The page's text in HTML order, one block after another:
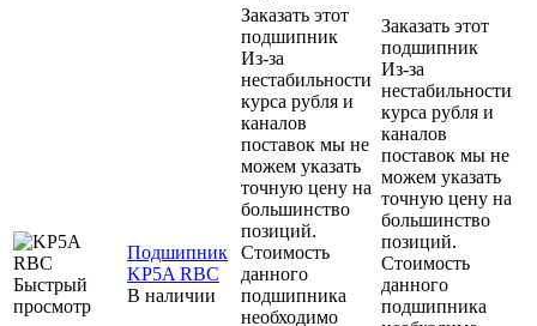
Быстрый
просмотр
Подшипник
KP5A RBC
В наличии
Заказать этот
подшипник
Из-за
нестабильности
курса рубля и
каналов
поставок мы не
можем указать
точную цену на
большинство
позиций.
Стоимость
данного
подшипника
необходимо
Заказать этот
подшипник
Из-за
нестабильности
курса рубля и
каналов
поставок мы не
можем указать
точную цену на
большинство
позиций.
Стоимость
данного
подшипника